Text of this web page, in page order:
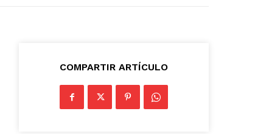
COMPARTIR ARTÍCULO